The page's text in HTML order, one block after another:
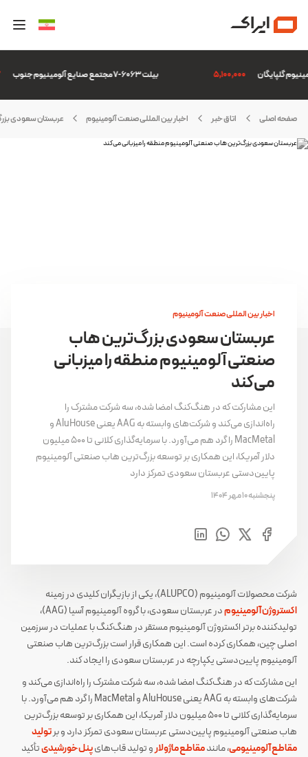
بیلت 6063-7 مجتمع صنایع آلومینیوم جنوب 5,100,000
صفحه اصلی اتاق خبر اخبار بین المللی صنعت آلومینیوم عربستان سعودی
اخبار بین المللی صنعت آلومینیوم
عربستان سعودی بزرگ‌ترین هاب
صنعتی آلومینیوم منطقه را میزبانی
می‌کند
این مشارکت که در هنگ‌کنگ امضا شده، سه شرکت مشترک را
راه‌اندازی می‌کند و شرکت‌های وابسته به AAG یعنی AluHouse و
MacMetal را گرد هم می‌آورد. با سرمایه‌گذاری کلانی تا ۵۰۰ میلیون
دلار آمریکا، این همکاری بر توسعه بزرگ‌ترین هاب صنعتی آلومینیوم
پایین‌دستی عربستان سعودی تمرکز دارد
پنجشنبه 10 مهر 1404
شرکت محصولات آلومینیوم (ALUPCO)، یکی از بازیگران کلیدی در زمینه
اکستروژن آلومینیوم
در عربستان سعودی، با گروه آلومینیوم آسیا (AAG)،
تولیدکننده برتر اکستروژن آلومینیوم مستقر در هنگ‌کنگ با عملیات در سرزمین
اصلی چین، همکاری کرده است. این همکاری قرار است بزرگ‌ترین هاب صنعتی
آلومینیوم پایین‌دستی یکپارچه در عربستان سعودی را ایجاد کند.
این مشارکت که در هنگ‌کنگ امضا شده، سه شرکت مشترک را راه‌اندازی می‌کند و
شرکت‌های وابسته به AAG یعنی AluHouse و MacMetal را گرد هم می‌آورد. با
سرمایه‌گذاری کلانی تا ۵۰۰ میلیون دلار آمریکا، این همکاری بر توسعه بزرگ‌ترین
هاب صنعتی آلومینیوم پایین‌دستی عربستان سعودی تمرکز دارد و برتولید
مقاطع آلومینیومی، مانندمقاطع ماژولارو تولید قاب‌هایپنل خورشیدیتأکید